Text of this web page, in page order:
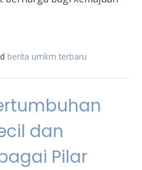
berita umkm terbaru
dan
Pilar